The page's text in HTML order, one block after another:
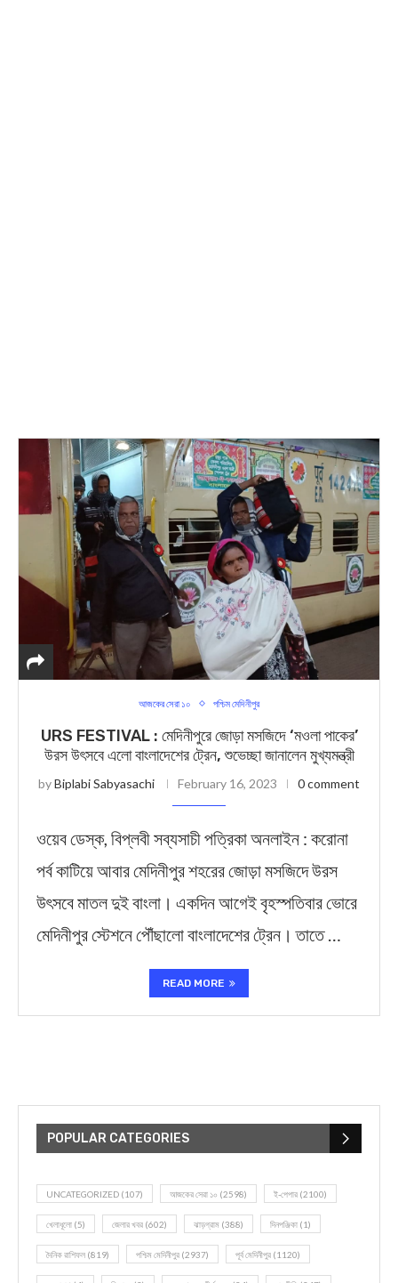
আজকের সেরা ১০ পশ্চিম মেদিনীপুর
URS FESTIVAL : মেদিনীপুরে জোড়া মসজিদে ‘মওলা পাকের’
উরস উৎসবে এলো বাংলাদেশের ট্রেন, শুভেচ্ছা জানালেন মুখ্যমন্ত্রী
byBiplabi Sabyasachi February 16, 2023 0 comment
ওয়েব ডেস্ক, বিপ্লবী সব্যসাচী পত্রিকা অনলাইন : করোনা
পর্ব কাটিয়ে আবার মেদিনীপুর শহরের জোড়া মসজিদে উরস
উৎসবে মাতল দুই বাংলা। একদিন আগেই বৃহস্পতিবার ভোরে
মেদিনীপুর স্টেশনে পৌঁছালো বাংলাদেশের ট্রেন। তাতে …
READ MORE
POPULAR CATEGORIES
UNCATEGORIZED (107) আজকের সেরা ১০ (2598) ই-পেপার (2100)
খেলাধূলো (5) জেলার খবর (602) ঝাড়গ্রাম (388) দিনপঞ্জিকা (1)
দৈনিক রাশিফল (819) পশ্চিম মেদিনীপুর (2937) পূর্ব মেদিনীপুর (1120)